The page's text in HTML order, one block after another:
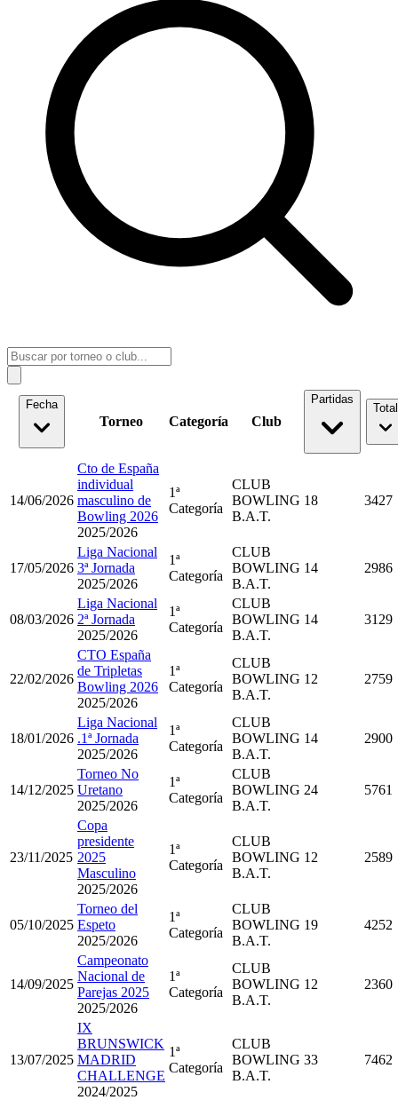
Fecha
Torneo Categoría Club
Partidas
Total
14/06/2026
Cto de España
individual
masculino de
Bowling 2026
2025/2026
1ª
Categoría
CLUB
BOWLING
B.A.T.
18 3427
17/05/2026
Liga Nacional
3ª Jornada
2025/2026
1ª
Categoría
CLUB
BOWLING
B.A.T.
14 2986
08/03/2026
Liga Nacional
2ª Jornada
2025/2026
1ª
Categoría
CLUB
BOWLING
B.A.T.
14 3129
22/02/2026
CTO España
de Tripletas
Bowling 2026
2025/2026
1ª
Categoría
CLUB
BOWLING
B.A.T.
12 2759
18/01/2026
Liga Nacional
.1ª Jornada
2025/2026
1ª
Categoría
CLUB
BOWLING
B.A.T.
14 2900
14/12/2025
Torneo No
Uretano
2025/2026
1ª
Categoría
CLUB
BOWLING
B.A.T.
24 5761
23/11/2025
Copa
presidente
2025
Masculino
2025/2026
1ª
Categoría
CLUB
BOWLING
B.A.T.
12 2589
05/10/2025
Torneo del
Espeto
2025/2026
1ª
Categoría
CLUB
BOWLING
B.A.T.
19 4252
14/09/2025
Campeonato
Nacional de
Parejas 2025
2025/2026
1ª
Categoría
CLUB
BOWLING
B.A.T.
12 2360
13/07/2025
IX
BRUNSWICK
MADRID
CHALLENGE
2024/2025
1ª
Categoría
CLUB
BOWLING
B.A.T.
33 7462